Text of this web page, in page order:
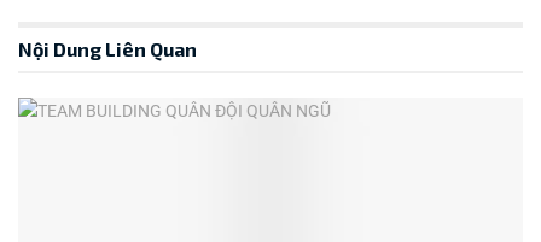
Nội Dung Liên Quan